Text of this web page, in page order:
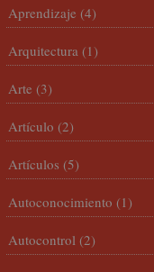
Aprendizaje (4)
Arquitectura (1)
Arte (3)
Artículo (2)
Artículos (5)
Autoconocimiento (1)
Autocontrol (2)